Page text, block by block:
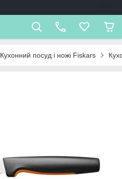
Кухонний посуд і ножі Fiskars